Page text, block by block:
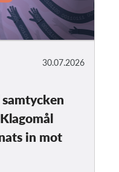
30.07.2026
in mot